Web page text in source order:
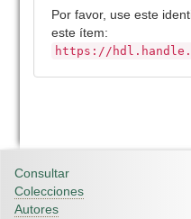
Por favor, use este
este ítem:
https://
Consultar
Colecciones
Autores